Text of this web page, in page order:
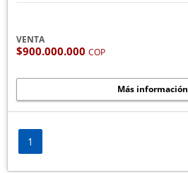
VENTA
$900.000.000 COP
Más información
1